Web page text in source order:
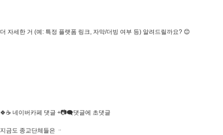
더 자세한 거 (예: 특정 플랫폼 링크, 자막/더빙 여부 등) 알려드릴까요? 😊
🍀☕️ 네이버카페 댓글 +📷🗨댓글에 초댓글
지금도 종교단체들은 ᆢ